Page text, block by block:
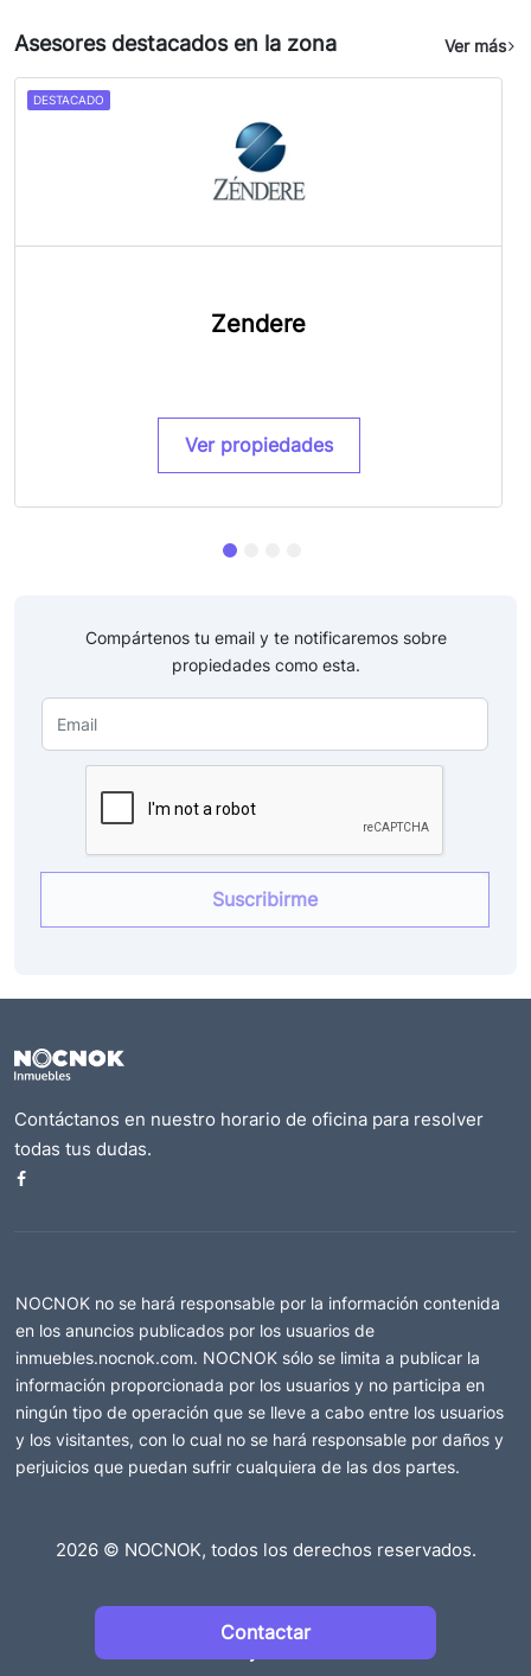
Asesores destacados en la zona Ver más
DESTACADO
Zendere
Ver propiedades
Compártenos tu email y te notificaremos sobre
propiedades como esta.
Contactar
Contáctanos en nuestro horario de oficina para resolver
todas tus dudas.
NOCNOK no se hará responsable por la información contenida
en los anuncios publicados por los usuarios de
inmuebles.nocnok.com. NOCNOK sólo se limita a publicar la
información proporcionada por los usuarios y no participa en
ningún tipo de operación que se lleve a cabo entre los usuarios
y los visitantes, con lo cual no se hará responsable por daños y
perjuicios que puedan sufrir cualquiera de las dos partes.
2026 © NOCNOK, todos los derechos reservados.
Políticas de Privacidad